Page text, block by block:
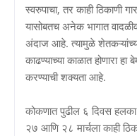
स्वरुपाचा, तर काही ठिकाणी
यासोबतच अनेक भागात
अंदाज आहे. त्यामुळे
काढण्याच्या काळात होणारा
करण्याची शक्यता आहे.
कोकणात पुढील ६ दिवस
२७ आणि २८ मार्चला काही